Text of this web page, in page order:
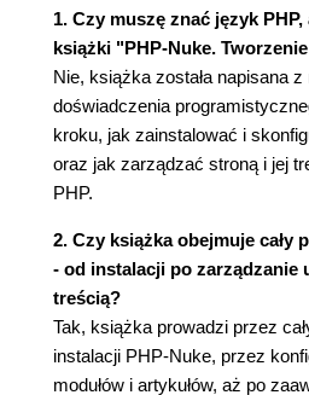
Rozdział 3. Twoja pierwsza
Twoja nowa strona
Bloki (41)
Moduły (42)
Garść domyślnych
Tworzenie
Pierwsze kroki w
Edytowanie tekstu w
Ograniczanie dostępu
Podsumowanie (55)
Rozdział 4. Zarządzanie
Twoja witryna, Twoja baza
1. Czy muszę znać język
książki "PHP-Nuke.
Nie, książka została napisana
doświadczenia
kroku, jak zainstalować i
oraz jak zarządzać stroną i jej
PHP.
2. Czy książka obejmuje cały
- od instalacji po zarządzanie
treścią?
Tak, książka prowadzi przez
instalacji PHP-Nuke, przez
modułów i artykułów, aż po